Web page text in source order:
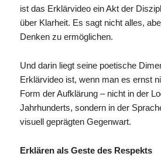
ist das Erklärvideo ein Akt der
über Klarheit. Es sagt nicht alles,
Denken zu ermöglichen.
Und darin liegt seine poetische
Erklärvideo ist, wenn man es ernst
Form der Aufklärung – nicht in der
Jahrhunderts, sondern in der
visuell geprägten Gegenwart.
Erklären als Geste des Respekts